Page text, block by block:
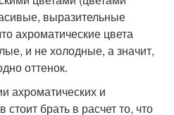
выразительные
ахроматические цвета
и не холодные, а значит,
оттенок.
ахроматических и
стоит брать в расчет то, что